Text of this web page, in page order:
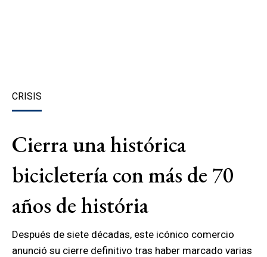
CRISIS
Cierra una histórica
bicicletería con más de 70
años de história
Después de siete décadas, este icónico comercio
anunció su cierre definitivo tras haber marcado varias